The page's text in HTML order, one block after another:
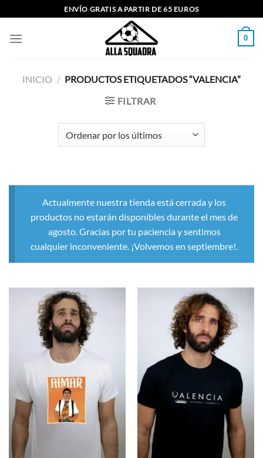
al
contenido
ENVÍO GRATIS A PARTIR DE 65 EUROS
0
INICIO / PRODUCTOS ETIQUETADOS “VALENCIA”
FILTRAR
Actualmente nuestra tienda está cerrada y los
productos no estarán disponibles durante el mes de
agosto. Gracias por tu paciencia y sentimos
cualquier inconveniente. ¡Volvemos en septiembre!.